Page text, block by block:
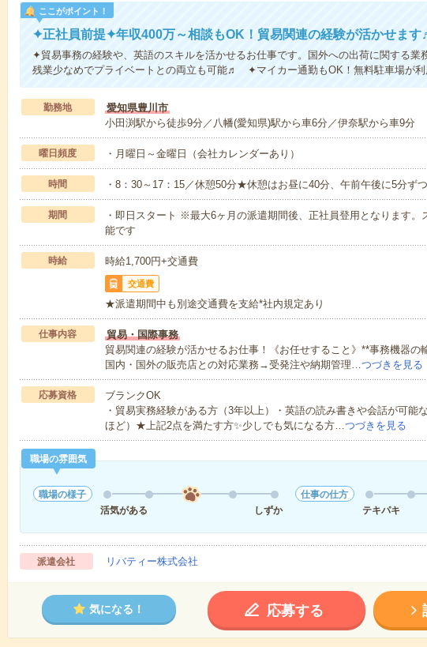
ここがポイント！
✦正社員前提✦年収400万～相談もOK！貿易関連の経験が活かせます
✦貿易事務の経験や、英語のスキルを活かせるお仕事です。国外への出荷に関する
残業少なめでプライベートとの両立も可能♬ ✦マイカー通勤もOK！無料駐車場が利
勤務地
愛知県豊川市
小田渕駅から徒歩9分／八幡(愛知県)駅から車6分／伊奈駅から車9分
曜日頻度 ・月曜日～金曜日（会社カレンダーあり）
時間 ・8：30～17：15／休憩50分★休憩はお昼に40分、午前午後に5分ずつ
期間
・即日スタート ※最大6ヶ月の派遣期間後、正社員登用となります。
能です
時給 時給1,700円+交通費
交通費
★派遣期間中も別途交通費を支給*社内規定あり
仕事内容
貿易・国際事務
貿易関連の経験が活かせるお仕事！《お任せすること》**事務機器の
国内・国外の販売店との対応業務→受発注や納期管理…つづきを見る
応募資格
ブランクOK
・貿易実務経験がある方（3年以上）・英語の読み書きや会話が可能
ほど）★上記2点を満たす方✨少しでも気になる方…つづきを見る
職場の雰囲気
職場の様子
活気がある
しずか
仕事の仕方
テキパキ
派遣会社 リバティー株式会社
気になる！ 応募する